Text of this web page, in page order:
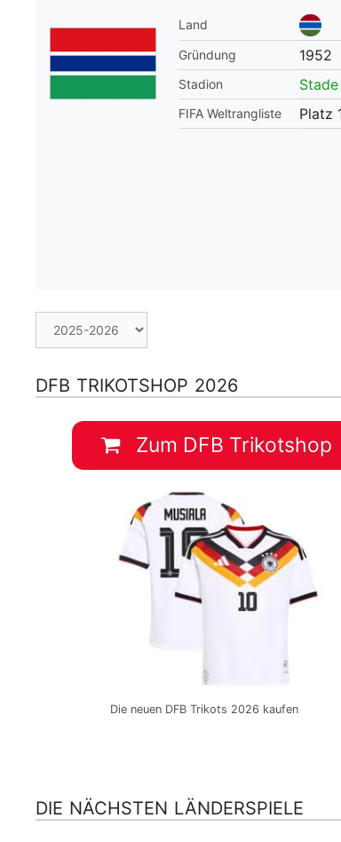
Land
Gründung
1952
Stadion
FIFA Weltrangliste Platz
DFB TRIKOTSHOP 2026
Zum DFB Trikotshop
Die neuen DFB Trikots 2026 kaufen
DIE NÄCHSTEN LÄNDERSPIELE